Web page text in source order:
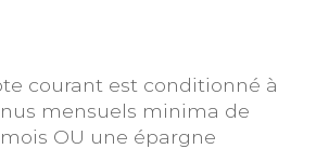
courant est conditionné à
mensuels minima de
OU une épargne